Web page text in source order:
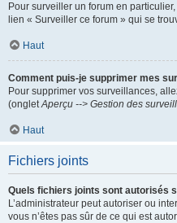
Pour surveiller un forum en
lien « Surveiller ce forum » qui se
Haut
Comment puis-je supprimer mes
Pour supprimer vos surveillances,
(ongletAperçu --> Gestion des
Haut
Fichiers joints
Quels fichiers joints sont autorisés
L’administrateur peut autoriser ou
vous n’êtes pas sûr de ce qui est